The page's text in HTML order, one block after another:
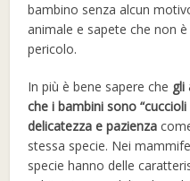
bambino senza alcun
animale e sapete che non
pericolo.
In più è bene sapere che gli
che i bambini sono
delicatezza e pazienza
stessa specie. Nei
specie hanno delle